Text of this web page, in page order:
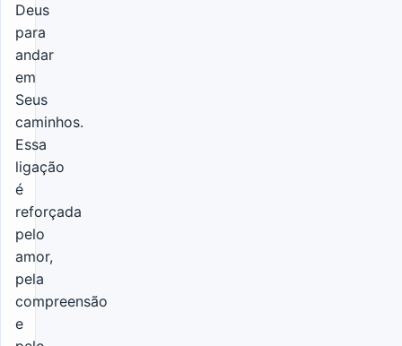
Deus
para
andar
em
Seus
caminhos.
Essa
ligação
é
reforçada
pelo
amor,
pela
compreensão
e